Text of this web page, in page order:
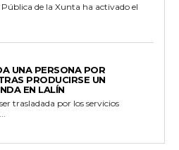
Pública de la Xunta ha activado el
UNA PERSONA POR
PRODUCIRSE UN
EN LALÍN
trasladada por los servicios